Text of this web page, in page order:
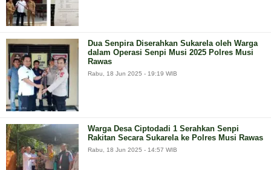
Dua Senpira Diserahkan Sukarela oleh Warga
dalam Operasi Senpi Musi 2025 Polres Musi
Rawas
Rabu, 18 Jun 2025 - 19:19 WIB
Warga Desa Ciptodadi 1 Serahkan Senpi
Rakitan Secara Sukarela ke Polres Musi Rawas
Rabu, 18 Jun 2025 - 14:57 WIB